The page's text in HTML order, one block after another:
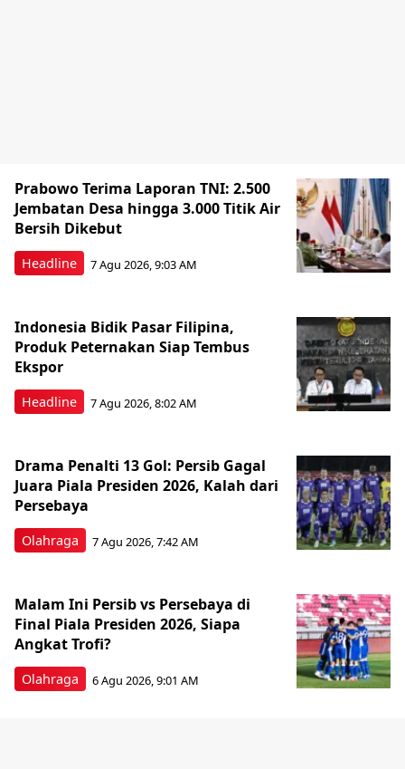
Headline
Prabowo Terima Laporan TNI: 2.500
Jembatan Desa hingga 3.000 Titik Air
Bersih Dikebut
7 Agu 2026, 9:03 AM
Headline
Indonesia Bidik Pasar Filipina,
Produk Peternakan Siap Tembus
Ekspor
7 Agu 2026, 8:02 AM
Olahraga
Drama Penalti 13 Gol: Persib Gagal
Juara Piala Presiden 2026, Kalah dari
Persebaya
7 Agu 2026, 7:42 AM
Olahraga
Malam Ini Persib vs Persebaya di
Final Piala Presiden 2026, Siapa
Angkat Trofi?
6 Agu 2026, 9:01 AM